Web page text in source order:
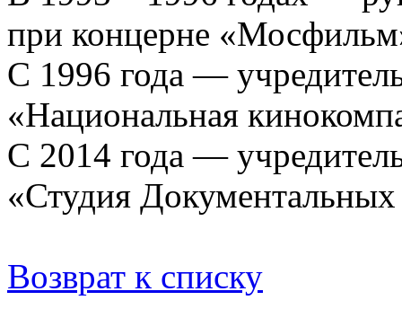
при концерне
С 1996 года —
«Национальная
С 2014 года —
«Студия
Возврат к списку